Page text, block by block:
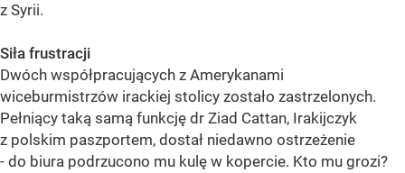
z Syrii.
Siła frustracji
Dwóch współpracujących z Amerykanami
wiceburmistrzów irackiej stolicy zostało zastrzelonych.
Pełniący taką samą funkcję dr Ziad Cattan, Irakijczyk
z polskim paszportem, dostał niedawno ostrzeżenie
- do biura podrzucono mu kulę w kopercie. Kto mu grozi?